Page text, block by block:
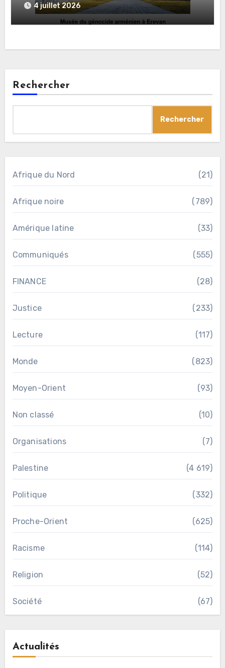
4 juillet 2026
Rechercher
Rechercher
Afrique du Nord (21)
Afrique noire (789)
Amérique latine (33)
Communiqués (555)
FINANCE (28)
Justice (233)
Lecture (117)
Monde (823)
Moyen-Orient (93)
Non classé (10)
Organisations (7)
Palestine (4 619)
Politique (332)
Proche-Orient (625)
Racisme (114)
Religion (52)
Société (67)
Actualités